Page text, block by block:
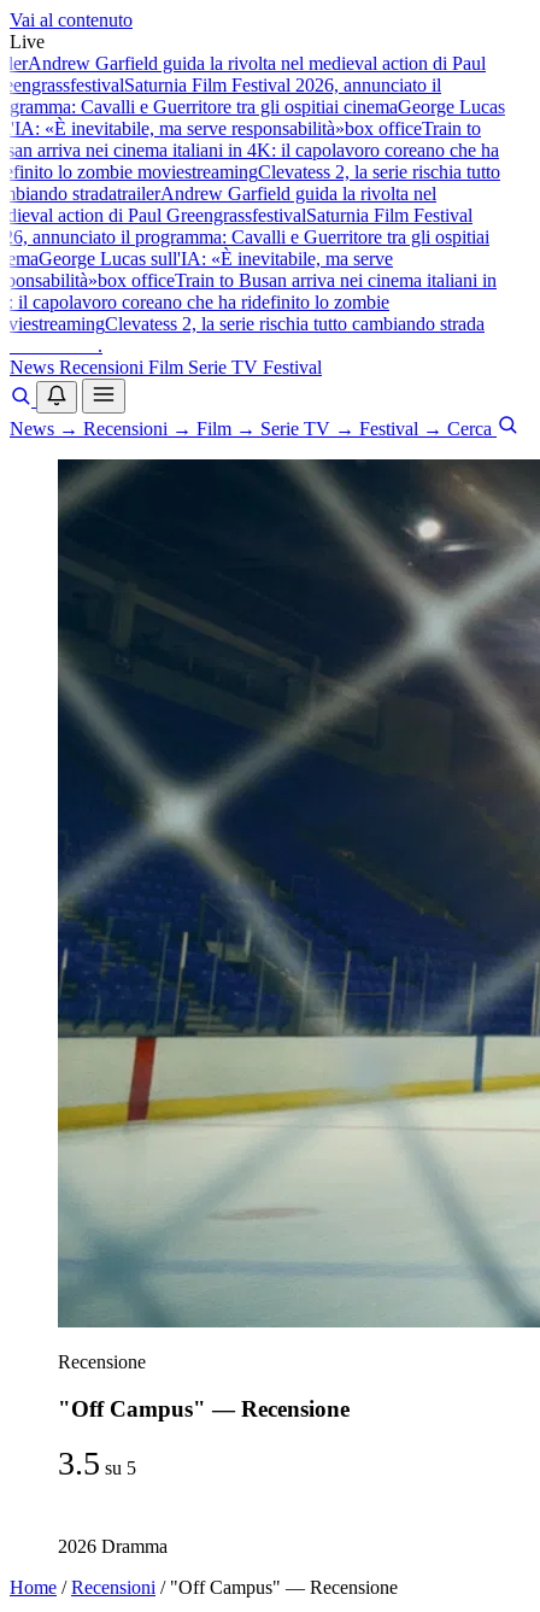
Vai al contenuto
Live
Andrew Garfield guida la rivolta nel medieval action di Paul
festivalSaturnia Film Festival 2026, annunciato il
Cavalli e Guerritore tra gli ospitiai cinemaGeorge Lucas
«È inevitabile, ma serve responsabilità»box officeTrain to
arriva nei cinema italiani in 4K: il capolavoro coreano che ha
lo zombie moviestreamingClevatess 2, la serie rischia tutto
stradatrailerAndrew Garfield guida la rivolta nel
action di Paul GreengrassfestivalSaturnia Film Festival
annunciato il programma: Cavalli e Guerritore tra gli ospitiai
George Lucas sull'IA: «È inevitabile, ma serve
box officeTrain to Busan arriva nei cinema italiani in
il capolavoro coreano che ha ridefinito lo zombie
streamingClevatess 2, la serie rischia tutto cambiando strada
.
News Recensioni Film Serie TV Festival
News → Recensioni → Film → Serie TV → Festival → Cerca
Recensione
"Off Campus" — Recensione
3.5 su 5
2026 Dramma
Home / Recensioni / "Off Campus" — Recensione